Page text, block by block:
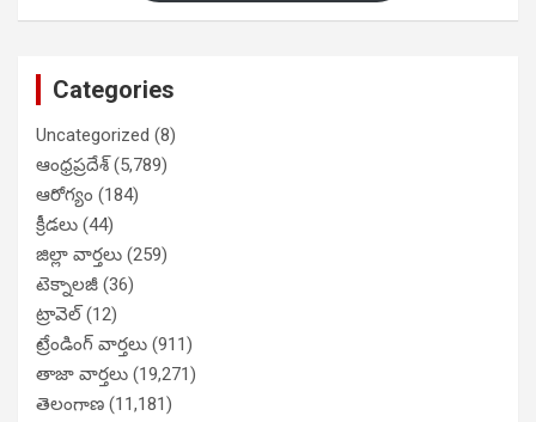
Categories
Uncategorized (8)
ఆంధ్రప్రదేశ్(5,789)
ఆరోగ్యం (184)
క్రీడలు (44)
జిల్లా వార్తలు (259)
టెక్నాలజీ (36)
ట్రావెల్(12)
ట్రేండింగ్ వార్తలు (911)
తాజా వార్తలు (19,271)
తెలంగాణ (11,181)